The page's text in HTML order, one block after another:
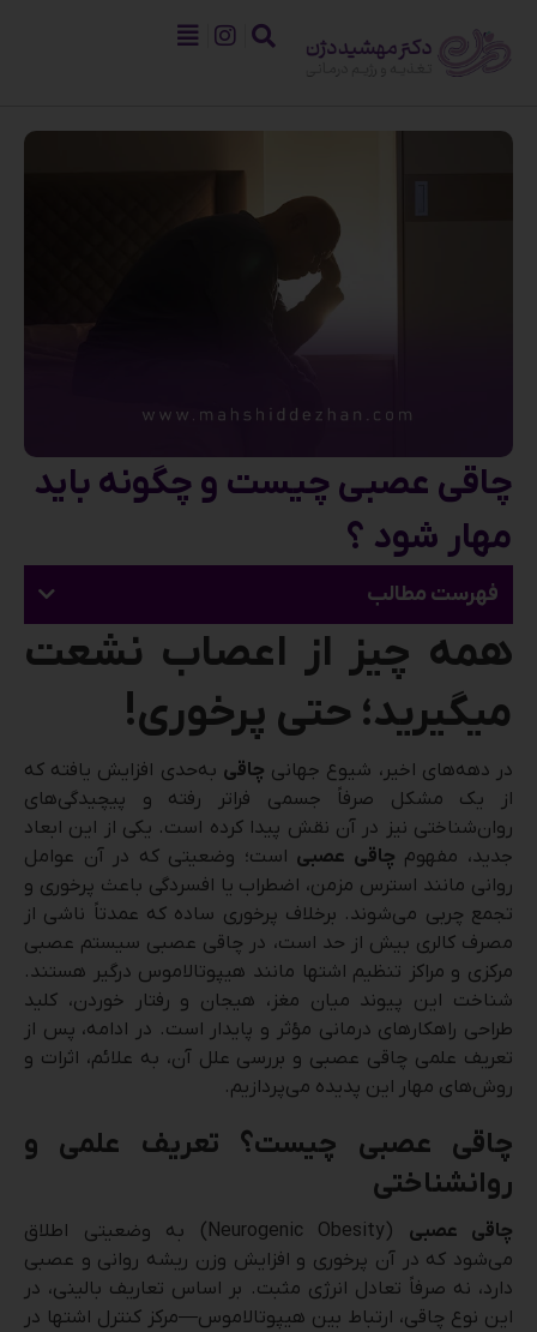
چاقی عصبی چیست و چگونه باید
مهار شود ؟
فهرست مطالب
همه چیز از اعصاب نشعت
میگیرید؛ حتی پرخوری!
در دهه‌های اخیر، شیوع جهانی چاقی به‌حدی افزایش یافته که
از یک مشکل صرفاً جسمی فراتر رفته و پیچیدگی‌های
روان‌شناختی نیز در آن نقش پیدا کرده است. یکی از این ابعاد
جدید، مفهوم چاقی عصبی است؛ وضعیتی که در آن عوامل
روانی مانند استرس مزمن، اضطراب یا افسردگی باعث پرخوری و
تجمع چربی می‌شوند. برخلاف پرخوری ساده که عمدتاً ناشی از
مصرف کالری بیش از حد است، در چاقی عصبی سیستم عصبی
مرکزی و مراکز تنظیم اشتها مانند هیپوتالاموس درگیر هستند.
شناخت این پیوند میان مغز، هیجان و رفتار خوردن، کلید
طراحی راهکارهای درمانی مؤثر و پایدار است. در ادامه، پس از
تعریف علمی چاقی عصبی و بررسی علل آن، به علائم، اثرات و
روش‌های مهار این پدیده می‌پردازیم.
چاقی عصبی چیست؟ تعریف علمی و
روانشناختی
چاقی عصبی
(Neurogenic Obesity) به وضعیتی اطلاق
می‌شود که در آن پرخوری و افزایش وزن ریشه روانی و عصبی
دارد، نه صرفاً تعادل انرژی مثبت. بر اساس تعاریف بالینی، در
این نوع چاقی، ارتباط بین هیپوتالاموس—مرکز کنترل اشتها در